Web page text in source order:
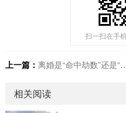
扫一扫在手
上一篇： 离婚是“命中劫数”还是“风水惹祸”？
相关阅读